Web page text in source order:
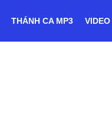
THÁNH CA MP3 VIDEO